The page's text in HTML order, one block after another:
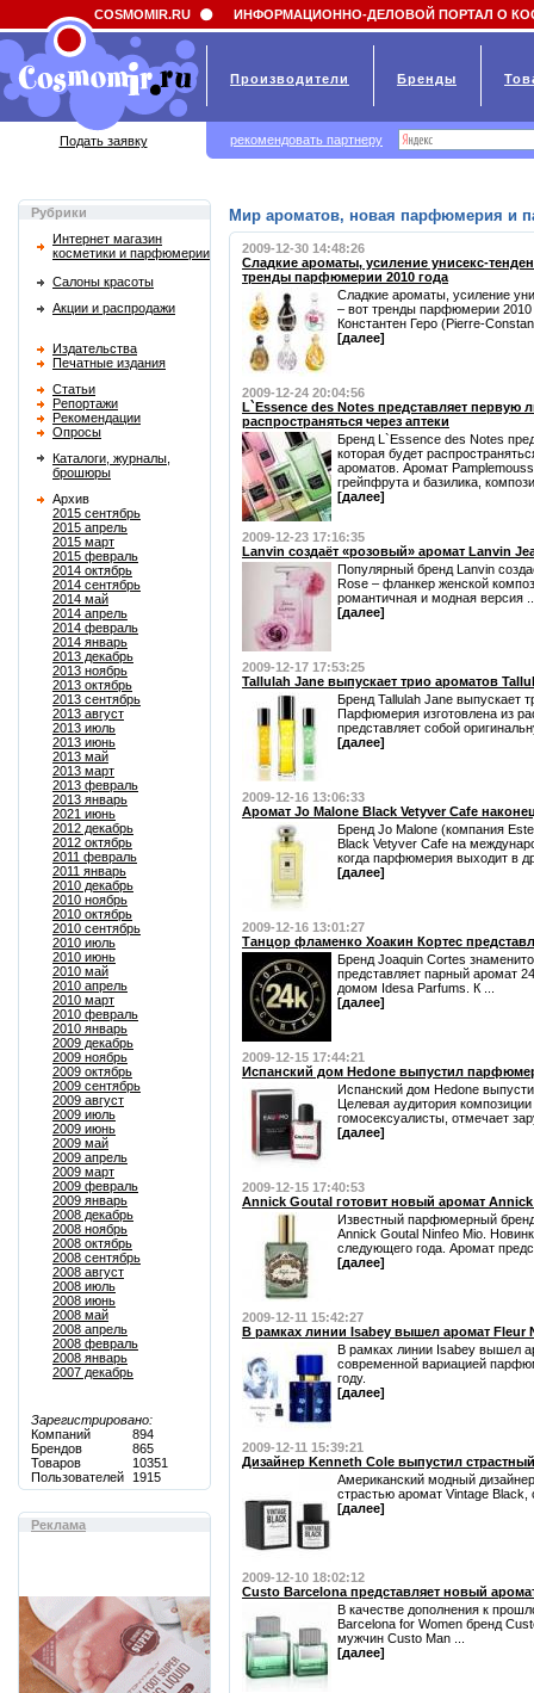
Field 'news_title' doesn't have a default value
Рубрики
Интернет магазин
косметики и парфюмерии
Салоны красоты
Акции и распродажи
Издательства
Печатные издания
Статьи
Репортажи
Рекомендации
Опросы
Каталоги, журналы,
брошюры
Архив
2015 сентябрь
2015 апрель
2015 март
2015 февраль
2014 октябрь
2014 сентябрь
2014 май
2014 апрель
2014 февраль
2014 январь
2013 декабрь
2013 ноябрь
2013 октябрь
2013 сентябрь
2013 август
2013 июль
2013 июнь
2013 май
2013 март
2013 февраль
2013 январь
2021 июнь
2012 декабрь
2012 октябрь
2011 февраль
2011 январь
2010 декабрь
2010 ноябрь
2010 октябрь
2010 сентябрь
2010 июль
2010 июнь
2010 май
2010 апрель
2010 март
2010 февраль
2010 январь
2009 декабрь
2009 ноябрь
2009 октябрь
2009 сентябрь
2009 август
2009 июль
2009 июнь
2009 май
2009 апрель
2009 март
2009 февраль
2009 январь
2008 декабрь
2008 ноябрь
2008 октябрь
2008 сентябрь
2008 август
2008 июль
2008 июнь
2008 май
2008 апрель
2008 февраль
2008 январь
2007 декабрь
Зарегистрировано:
Компаний
894
Брендов
865
Товаров
10351
Пользователей
1915
Реклама
Мир ароматов, новая парфюмерия и
2009-12-30 14:48:26
Сладкие ароматы, усиление унисекс-
тренды парфюмерии 2010 года
Сладкие ароматы, усиление
– вот тренды парфюмерии
Константен Геро (Pierre-
[далее]
2009-12-24 20:04:56
L`Essence des Notes представляет
распространяться через аптеки
Бренд L`Essence des Notes
которая будет
ароматов. Аромат
грейпфрута и базилика,
[далее]
2009-12-23 17:16:35
Lanvin создаёт «розовый» аромат Lanvin
Популярный бренд Lanvin
Rose – фланкер женской
романтичная и модная версия
[далее]
2009-12-17 17:53:25
Tallulah Jane выпускает трио ароматов
Бренд Tallulah Jane выпускает
Парфюмерия изготовлена из
представляет собой
[далее]
2009-12-16 13:06:33
Аромат Jo Malone Black Vetyver Cafe
Бренд Jo Malone (компания
Black Vetyver Cafe на
когда парфюмерия выходит в
[далее]
2009-12-16 13:01:27
Танцор фламенко Хоакин Кортес
Бренд Joaquin Cortes
представляет парный аромат
домом Idesa Parfums. К ...
[далее]
2009-12-15 17:44:21
Испанский дом Hedone выпустил
Испанский дом Hedone
Целевая аудитория
гомосексуалисты, отмечает
[далее]
2009-12-15 17:40:53
Annick Goutal готовит новый аромат
Известный парфюмерный
Annick Goutal Ninfeo Mio.
следующего года. Аромат
[далее]
2009-12-11 15:42:27
В рамках линии Isabey вышел аромат Fleur
В рамках линии Isabey вышел
современной вариацией
году.
[далее]
2009-12-11 15:39:21
Дизайнер Kenneth Cole выпустил
Американский модный
страстью аромат Vintage Black,
[далее]
2009-12-10 18:02:12
Custo Barcelona представляет новый
В качестве дополнения к
Barcelona for Women бренд
мужчин Custo Man ...
[далее]
COSMOMIR.RU ИНФОРМАЦИОННО-ДЕЛОВОЙ ПОРТАЛ О
Производители Бренды
Подать заявку рекомендовать партнеру